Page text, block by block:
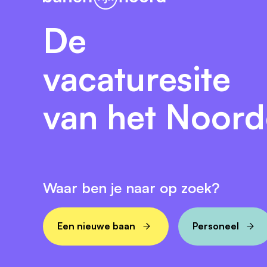
De
vacaturesite
van het
Waar ben je naar op zoek?
Een nieuwe baan Personeel